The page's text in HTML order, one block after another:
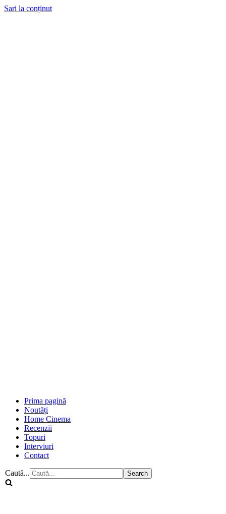
Sari la conținut
Prima pagină
Noutăți
Home Cinema
Recenzii
Topuri
Interviuri
Contact
Caută...